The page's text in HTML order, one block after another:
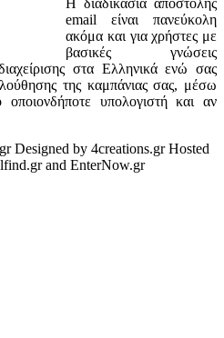
Η διαδικασία αποστολής
email είναι πανεύκολη
ακόμα και για χρήστες με
βασικές γνώσεις
στα Ελληνικά ενώ σας
της καμπάνιας σας, μέσω
οποιονδήποτε υπολογιστή και αν
Designed by 4creations.gr Hosted
and EnterNow.gr